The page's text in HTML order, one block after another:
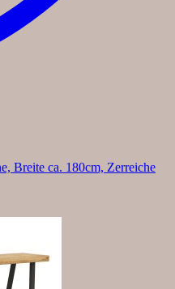
Breite ca. 180cm, Zerreiche